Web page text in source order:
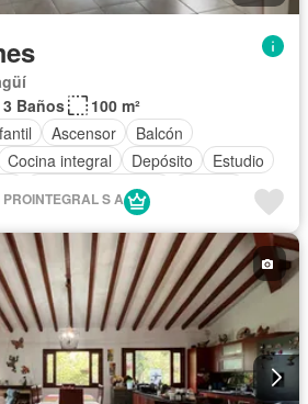
3 Baños
100 m²
Ascensor
Balcón
Cocina integral Depósito
Estudio
Seguridad privada
S A